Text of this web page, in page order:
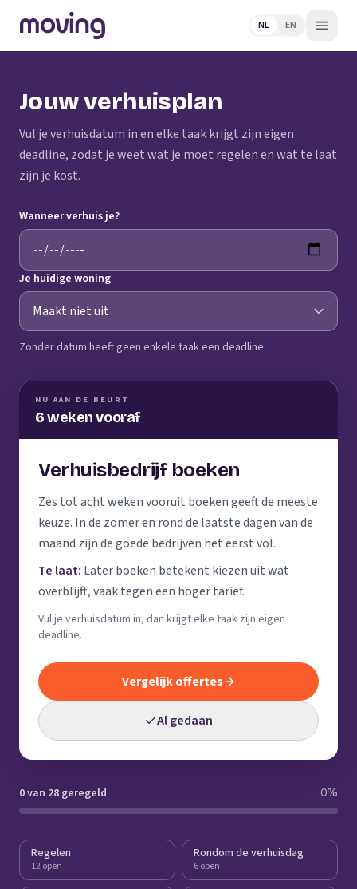
NL EN
Jouw verhuisplan
Vul je verhuisdatum in en elke taak krijgt zijn eigen
deadline, zodat je weet wat je moet regelen en wat te laat
zijn je kost.
Wanneer verhuis je?
Je huidige woning
Zonder datum heeft geen enkele taak een deadline.
NU AAN DE BEURT
6 weken vooraf
Verhuisbedrijf boeken
Zes tot acht weken vooruit boeken geeft de meeste
keuze. In de zomer en rond de laatste dagen van de
maand zijn de goede bedrijven het eerst vol.
Te laat: Later boeken betekent kiezen uit wat
overblijft, vaak tegen een hoger tarief.
Vul je verhuisdatum in, dan krijgt elke taak zijn eigen
deadline.
Vergelijk offertes
Al gedaan
0 van 28 geregeld 0%
Regelen
12 open
Rondom de verhuisdag
6 open